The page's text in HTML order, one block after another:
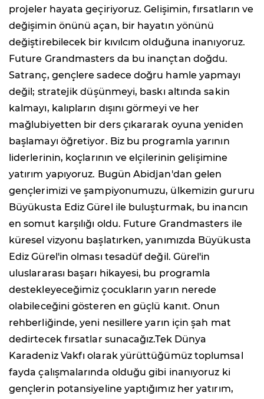
projeler hayata geçiriyoruz. Gelişimin, fırsatların ve
değişimin önünü açan, bir hayatın yönünü
değiştirebilecek bir kıvılcım olduğuna inanıyoruz.
Future Grandmasters da bu inançtan doğdu.
Satranç, gençlere sadece doğru hamle yapmayı
değil; stratejik düşünmeyi, baskı altında sakin
kalmayı, kalıpların dışını görmeyi ve her
mağlubiyetten bir ders çıkararak oyuna yeniden
başlamayı öğretiyor. Biz bu programla yarının
liderlerinin, koçlarının ve elçilerinin gelişimine
yatırım yapıyoruz. Bugün Abidjan'dan gelen
gençlerimizi ve şampiyonumuzu, ülkemizin gururu
Büyükusta Ediz Gürel ile buluşturmak, bu inancın
en somut karşılığı oldu. Future Grandmasters ile
küresel vizyonu başlatırken, yanımızda Büyükusta
Ediz Gürel'in olması tesadüf değil. Gürel'in
uluslararası başarı hikayesi, bu programla
destekleyeceğimiz çocukların yarın nerede
olabileceğini gösteren en güçlü kanıt. Onun
rehberliğinde, yeni nesillere yarın için şah mat
dedirtecek fırsatlar sunacağız.Tek Dünya
Karadeniz Vakfı olarak yürüttüğümüz toplumsal
fayda çalışmalarında olduğu gibi inanıyoruz ki
gençlerin potansiyeline yaptığımız her yatırım,